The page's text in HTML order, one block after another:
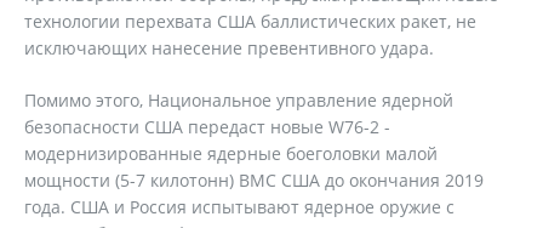
технологии перехвата США баллистических ракет, не
исключающих нанесение превентивного удара.
Помимо этого, Национальное управление ядерной
безопасности США передаст новые W76-2 -
модернизированные ядерные боеголовки малой
мощности (5-7 килотонн) ВМС США до окончания 2019
года. США и Россия испытывают ядерное оружие с